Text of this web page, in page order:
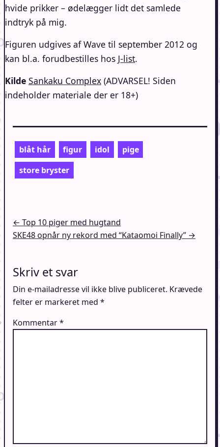
hvide prikker – ødelægger lidt det samlede
indtryk på mig.
Figuren udgives af Wave til september 2012 og
kan bl.a. forudbestilles hos J-list.
Kilde Sankaku Complex (ADVARSEL! Siden
indeholder materiale der er 18+)
blåt hår figur idol
pige
store bryster
Indlægsnavigation
← Top 10 piger med hugtand
SKE48 opnår ny rekord med “Kataomoi Finally” →
Skriv et svar
Din e-mailadresse vil ikke blive publiceret. Krævede
felter er markeret med *
Kommentar*